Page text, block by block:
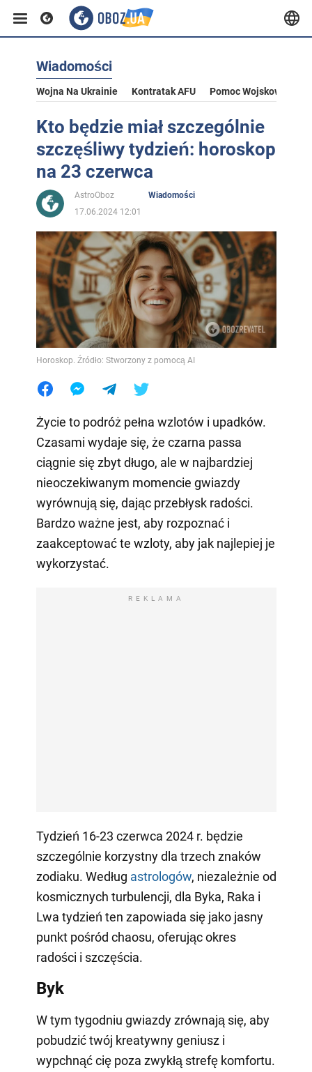
Wiadomości
Wojna Na Ukrainie Kontratak AFU Pomoc Wojskowa Dla
Kto będzie miał szczególnie
szczęśliwy tydzień: horoskop
na 23 czerwca
AstroOboz
Wiadomości
17.06.2024 12:01
Horoskop. Źródło: Stworzony z pomocą AI
Życie to podróż pełna wzlotów i upadków.
Czasami wydaje się, że czarna passa
ciągnie się zbyt długo, ale w najbardziej
nieoczekiwanym momencie gwiazdy
wyrównują się, dając przebłysk radości.
Bardzo ważne jest, aby rozpoznać i
zaakceptować te wzloty, aby jak najlepiej je
wykorzystać.
REKLAMA
Tydzień 16-23 czerwca 2024 r. będzie
szczególnie korzystny dla trzech znaków
zodiaku. Według astrologów, niezależnie od
kosmicznych turbulencji, dla Byka, Raka i
Lwa tydzień ten zapowiada się jako jasny
punkt pośród chaosu, oferując okres
radości i szczęścia.
Byk
W tym tygodniu gwiazdy zrównają się, aby
pobudzić twój kreatywny geniusz i
wypchnąć cię poza zwykłą strefę komfortu.